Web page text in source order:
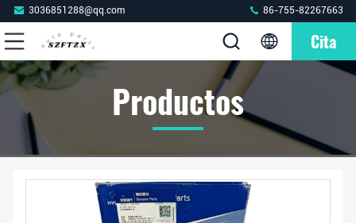
3036851288@qq.com 86-755-82267663
Cita
Productos